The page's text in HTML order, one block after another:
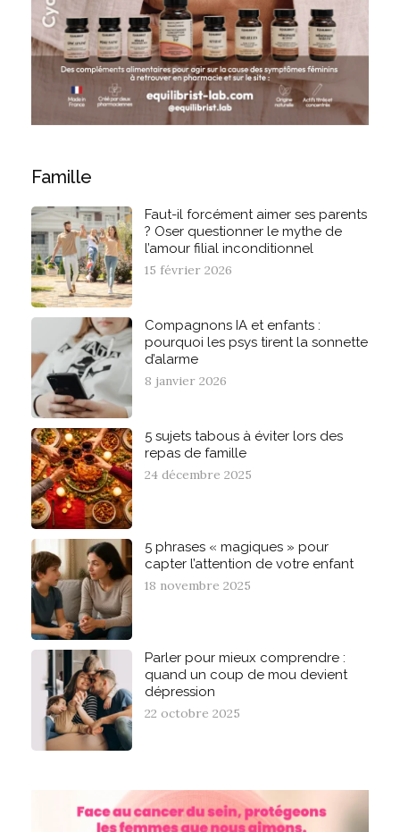
Famille
Faut-il forcément aimer ses parents
? Oser questionner le mythe de
l’amour filial inconditionnel
15 février 2026
Compagnons IA et enfants :
pourquoi les psys tirent la sonnette
d’alarme
8 janvier 2026
5 sujets tabous à éviter lors des
repas de famille
24 décembre 2025
5 phrases « magiques » pour
capter l’attention de votre enfant
18 novembre 2025
Parler pour mieux comprendre :
quand un coup de mou devient
dépression
22 octobre 2025